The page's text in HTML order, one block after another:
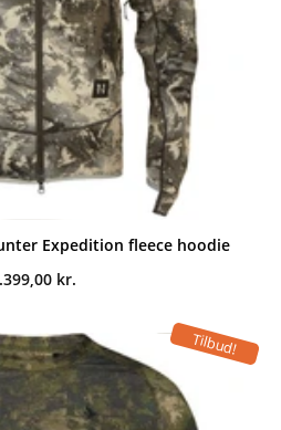
Expedition fleece hoodie
kr.
Tilbud!